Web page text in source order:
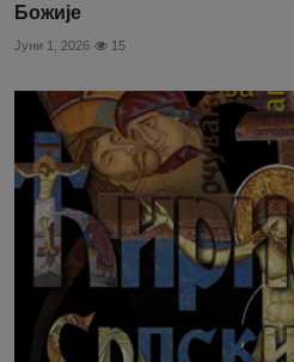
Божије
Јуни 1, 2026 15